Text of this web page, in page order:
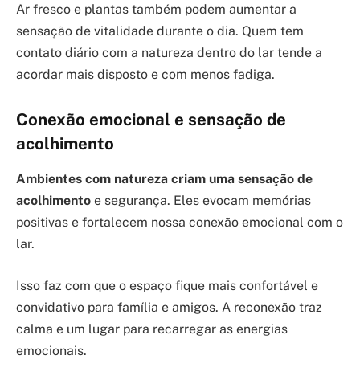
Ar fresco e plantas também podem aumentar a
sensação de vitalidade durante o dia. Quem tem
contato diário com a natureza dentro do lar tende a
acordar mais disposto e com menos fadiga.
Conexão emocional e sensação de
acolhimento
Ambientes com natureza criam uma sensação de
acolhimento e segurança. Eles evocam memórias
positivas e fortalecem nossa conexão emocional com o
lar.
Isso faz com que o espaço fique mais confortável e
convidativo para família e amigos. A reconexão traz
calma e um lugar para recarregar as energias
emocionais.